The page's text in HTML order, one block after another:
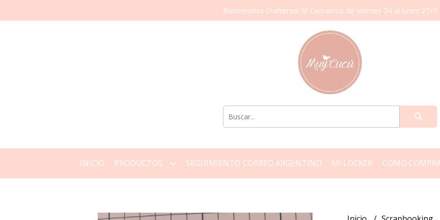
Bienvenidxs Crafterxs! 🩷 Cerramos de viernes 24 al lunes 27/7
INICIO PRODUCTOS SEGUIMIENTO CORREO ARGENTINO MI LOCKER COMO